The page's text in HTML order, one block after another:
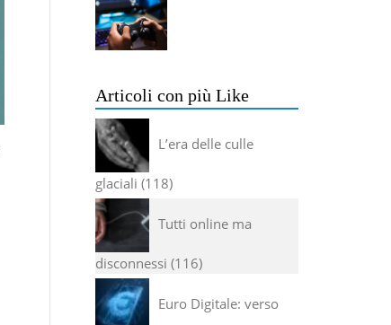
Articoli con più Like
L’era delle culle
glaciali 118
Tutti online ma
disconnessi 116
Euro Digitale: verso